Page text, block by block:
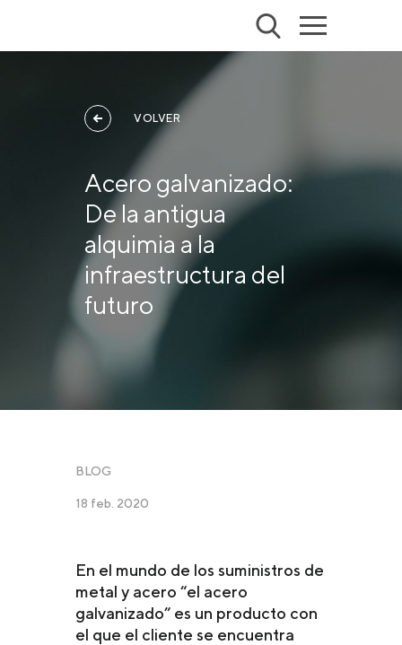
VOLVER
Acero galvanizado:
De la antigua
alquimia a la
infraestructura del
futuro
BLOG
18 feb. 2020
En el mundo de los suministros de
metal y acero “el acero
galvanizado” es un producto con
el que el cliente se encuentra